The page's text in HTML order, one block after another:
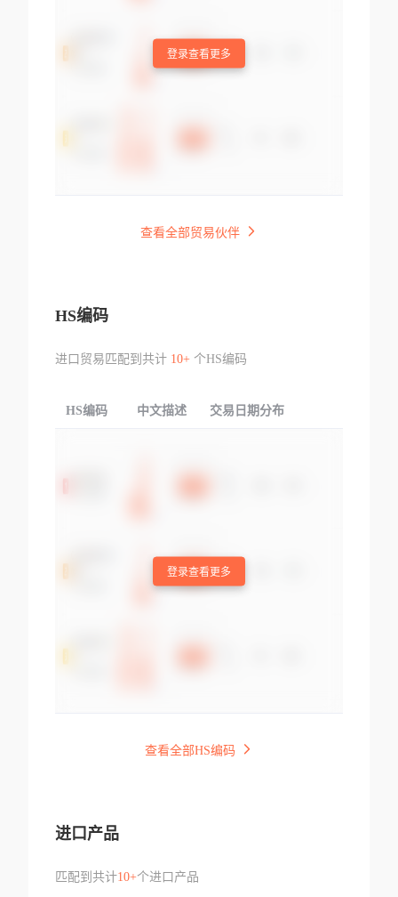
登录查看更多
查看全部贸易伙伴
HS编码
进口贸易匹配到共计 10+个HS编码
HS编码 中文描述 交易日期分布
登录查看更多
查看全部HS编码
进口产品
匹配到共计10+个进口产品